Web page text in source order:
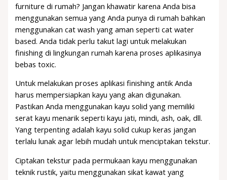
furniture di rumah? Jangan khawatir karena Anda bisa
menggunakan semua yang Anda punya di rumah bahkan
menggunakan cat wash yang aman seperti cat water
based. Anda tidak perlu takut lagi untuk melakukan
finishing di lingkungan rumah karena proses aplikasinya
bebas toxic.
Untuk melakukan proses aplikasi finishing antik Anda
harus mempersiapkan kayu yang akan digunakan.
Pastikan Anda menggunakan kayu solid yang memiliki
serat kayu menarik seperti kayu jati, mindi, ash, oak, dll.
Yang terpenting adalah kayu solid cukup keras jangan
terlalu lunak agar lebih mudah untuk menciptakan tekstur.
Ciptakan tekstur pada permukaan kayu menggunakan
teknik rustik, yaitu menggunakan sikat kawat yang